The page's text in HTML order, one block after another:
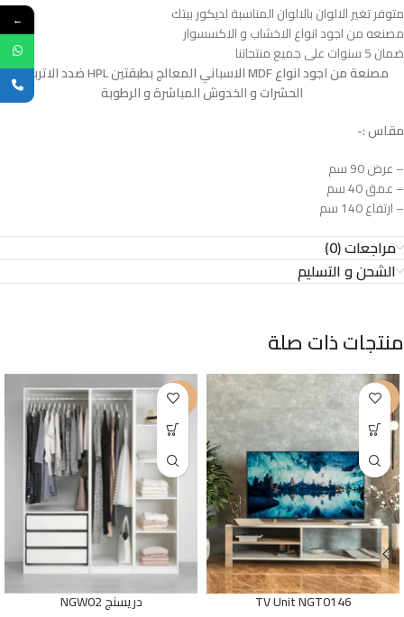
متوفر تغير الالوان بالالوان المناسبة لديكور بيتك
مصنعه من اجود انواع الاخشاب و الاكسسوار
ضمان 5 سنوات على جميع منتجاتنا
مصنعة من اجود انواع MDF الاسباني المعالج بطبقتين HPL ضدد الاتربة و
الحشرات و الخدوش المباشرة و الرطوبة
مقاس :-
– عرض 90 سم
– عمق 40 سم
– ارتفاع 140 سم
مراجعات (0)
الشحن و التسليم
منتجات ذات صلة
-35%
TV Unit NGT0146
-43%
دريسنج NGW02
←